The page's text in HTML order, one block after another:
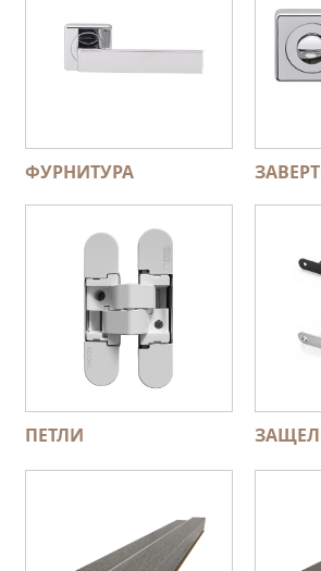
ФУРНИТУРА
ПЕТЛИ